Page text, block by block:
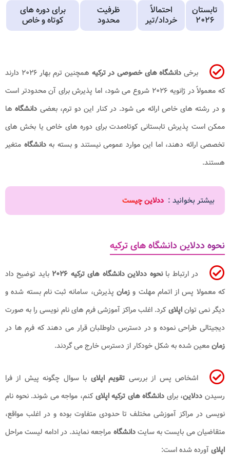
تابستان
۲۰۲۶
احتمالاً
خرداد/تیر
ظرفیت
محدود
برای دوره های
کوتاه و خاص
برخی دانشگاه های خصوصی در ترکیه
همچنین ترم بهار ۲۰۲۶ دارند
که معمولاً در ژانویه ۲۰۲۶ شروع می شود، اما پذیرش برای آن محدودتر است
و در رشته های خاص ارائه می شود. در کنار این دو ترم، بعضی دانشگاه ها
ممکن است پذیرش تابستانی کوتاه‌مدت برای دوره های خاص یا بخش های
تخصصی ارائه دهند، اما این موارد عمومی نیستند و بسته بهدانشگاه متغیر
هستند.
بیشتر بخوانید : ددلاین چیست
نحوه ددلاین دانشگاه های ترکیه
در ارتباط بانحوه ددلاین دانشگاه های ترکیه ۲۰۲۶
باید توضیح داد
که معمولا پس از اتمام مهلت و زمان پذیرش، سامانه ثبت نام بسته شده و
دیگر نمی تواناپلایکرد. اغلب مراکز آموزشی فرم های نام نویسی را به صورت
دیجیتالی طراحی نموده و در دسترس داوطلبان قرار می دهند که فرم ها در
زمانمعین شده به شکل خودکار از دسترس خارج می گردند.
اشخاص پس از بررسی تقویم اپلای با سوال چگونه پیش از فرا
رسیدن ددلاین، برای دانشگاه های ترکیه اپلایکنم، مواجه می شوند. نحوه نام
نویسی در مراکز آموزشی مختلف تا حدودی متفاوت بوده و در اغلب مواقع،
متقاضیان می بایست به سایتدانشگاه مراجعه نمایند. در ادامه لیست مراحل
اپلایآورده شده است: